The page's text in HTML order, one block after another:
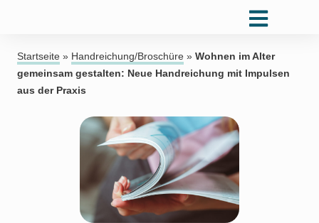
Startseite » Handreichung/Broschüre » Wohnen im Alter
gemeinsam gestalten: Neue Handreichung mit Impulsen
aus der Praxis